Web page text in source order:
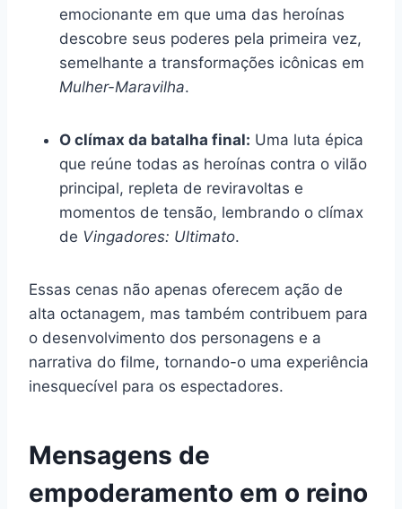
emocionante em que uma das heroínas
descobre seus poderes pela primeira vez,
semelhante a transformações icônicas em
Mulher-Maravilha.
O clímax da batalha final: Uma luta épica
que reúne todas as heroínas contra o vilão
principal, repleta de reviravoltas e
momentos de tensão, lembrando o clímax
de Vingadores: Ultimato.
Essas cenas não apenas oferecem ação de
alta octanagem, mas também contribuem para
o desenvolvimento dos personagens e a
narrativa do filme, tornando-o uma experiência
inesquecível para os espectadores.
Mensagens de
empoderamento em o reino